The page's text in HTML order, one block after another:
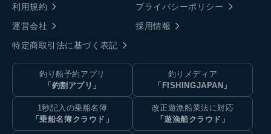
利用規約
プライバシーポリシー
運営会社
採用情報
特定商取引法に基づく表記
釣り船予約アプリ
「釣割アプリ」
釣りメディア
「FISHINGJAPAN」
1秒記入の乗船名簿
「乗船名簿クラウド」
改正遊漁船業法に対応
「遊漁船クラウド」